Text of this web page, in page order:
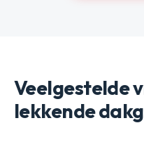
Veelgestelde
lekkende